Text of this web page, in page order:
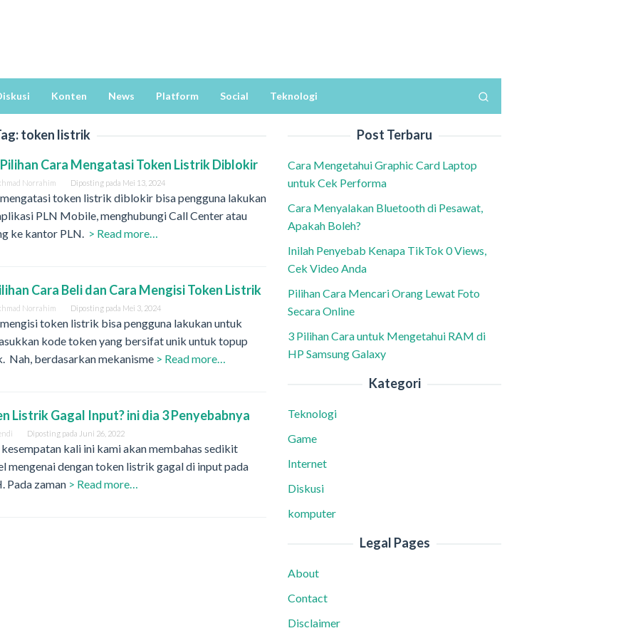
Konten News Platform Social Teknologi
token listrik
Pilihan Cara Mengatasi Token Listrik Diblokir
Norrahim Diposting pada Mei 13, 2024
token listrik diblokir bisa pengguna lakukan
PLN Mobile, menghubungi Call Center atau
ke kantor PLN. > Read more…
Cara Beli dan Cara Mengisi Token Listrik
Norrahim Diposting pada Mei 3, 2024
token listrik bisa pengguna lakukan untuk
kode token yang bersifat unik untuk topup
Nah, berdasarkan mekanisme > Read more…
Listrik Gagal Input? ini dia 3 Penyebabnya
Diposting pada Juni 26, 2022
kesempatan kali ini kami akan membahas sedikit
mengenai dengan token listrik gagal di input pada
Pada zaman > Read more…
Post Terbaru
Cara Mengetahui Graphic Card Laptop
untuk Cek Performa
Cara Menyalakan Bluetooth di Pesawat,
Apakah Boleh?
Inilah Penyebab Kenapa TikTok 0 Views,
Cek Video Anda
Pilihan Cara Mencari Orang Lewat Foto
Secara Online
3 Pilihan Cara untuk Mengetahui RAM di
HP Samsung Galaxy
Kategori
Teknologi
Game
Internet
Diskusi
komputer
Legal Pages
About
Contact
Disclaimer